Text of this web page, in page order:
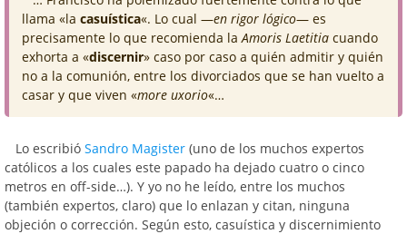
llama «la casuística«. Lo cual —en rigor lógico— es
precisamente lo que recomienda laAmoris Laetitia cuando
exhorta a «discernir» caso por caso a quién admitir y quién
no a la comunión, entre los divorciados que se han vuelto a
casar y que viven «more uxorio«…
Lo escribió Sandro Magister (uno de los muchos expertos
católicos a los cuales este papado ha dejado cuatro o cinco
metros en off-side…). Y yo no he leído, entre los muchos
(también expertos, claro) que lo enlazan y citan, ninguna
objeción o corrección. Según esto, casuística y discernimiento